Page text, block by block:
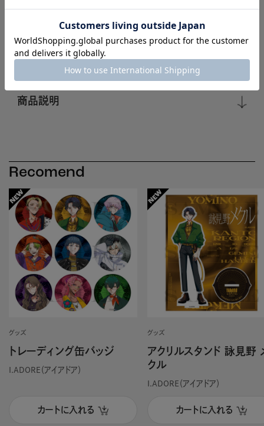
商品説明
Recomend
グッズ
トレーディング缶バッジ
I.ADORE（アイアドア）
カートに入れる
グッズ
アクリルスタンド 詠見野
クル
I.ADORE（アイアドア）
カートに入れる